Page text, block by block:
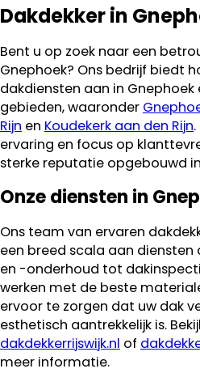
Dakdekker in
Bent u op zoek naar een
Gnephoek? Ons bedrijf biedt
dakdiensten aan in
gebieden, waaronder
Rijn en Koudekerk aan den Rijn
ervaring en focus op
sterke reputatie opgebouwd
Onze diensten in
Ons team van ervaren
een breed scala aan
en -onderhoud tot
werken met de beste
ervoor te zorgen dat uw dak
esthetisch aantrekkelijk is.
dakdekkerrijswijk.nl of
meer informatie.